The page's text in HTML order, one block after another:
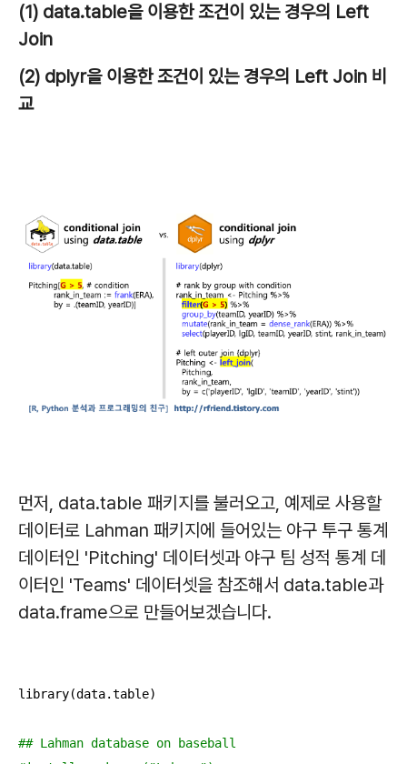
(1) data.table을 이용한 조건이 있는 경우의 Left
Join
(2) dplyr을 이용한 조건이 있는 경우의 Left Join 비
교
먼저, data.table 패키지를 불러오고, 예제로 사용할
데이터로 Lahman 패키지에 들어있는 야구 투구 통계
데이터인 'Pitching' 데이터셋과 야구 팀 성적 통계 데
이터인 'Teams' 데이터셋을 참조해서 data.table과
data.frame으로 만들어보겠습니다.
library(data.table)
## Lahman database on baseball